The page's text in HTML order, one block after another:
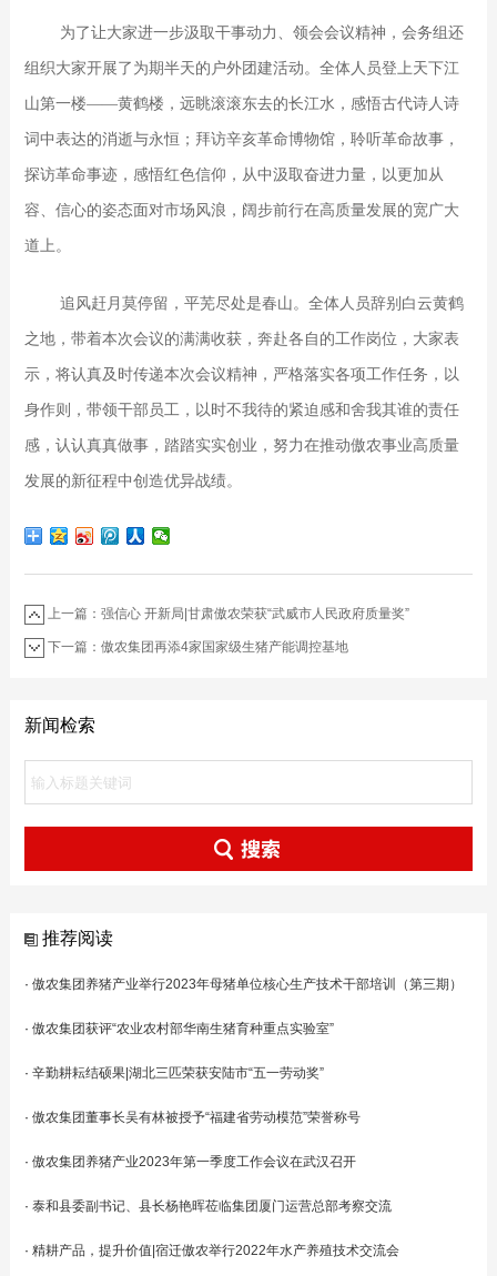
为了让大家进一步汲取干事动力、领会会议精神，会务组还
组织大家开展了为期半天的户外团建活动。全体人员登上天下江
山第一楼——黄鹤楼，远眺滚滚东去的长江水，感悟古代诗人诗
词中表达的消逝与永恒；拜访辛亥革命博物馆，聆听革命故事，
探访革命事迹，感悟红色信仰，从中汲取奋进力量，以更加从
容、信心的姿态面对市场风浪，阔步前行在高质量发展的宽广大
道上。
追风赶月莫停留，平芜尽处是春山。全体人员辞别白云黄鹤
之地，带着本次会议的满满收获，奔赴各自的工作岗位，大家表
示，将认真及时传递本次会议精神，严格落实各项工作任务，以
身作则，带领干部员工，以时不我待的紧迫感和舍我其谁的责任
感，认认真真做事，踏踏实实创业，努力在推动傲农事业高质量
发展的新征程中创造优异战绩。
上一篇：强信心 开新局|甘肃傲农荣获“武威市人民政府质量奖”
下一篇：傲农集团再添4家国家级生猪产能调控基地
新闻检索
推荐阅读
· 傲农集团养猪产业举行2023年母猪单位核心生产技术干部培训（第三期）
· 傲农集团获评“农业农村部华南生猪育种重点实验室”
· 辛勤耕耘结硕果|湖北三匹荣获安陆市“五一劳动奖”
· 傲农集团董事长吴有林被授予“福建省劳动模范”荣誉称号
· 傲农集团养猪产业2023年第一季度工作会议在武汉召开
· 泰和县委副书记、县长杨艳晖莅临集团厦门运营总部考察交流
· 精耕产品，提升价值|宿迁傲农举行2022年水产养殖技术交流会